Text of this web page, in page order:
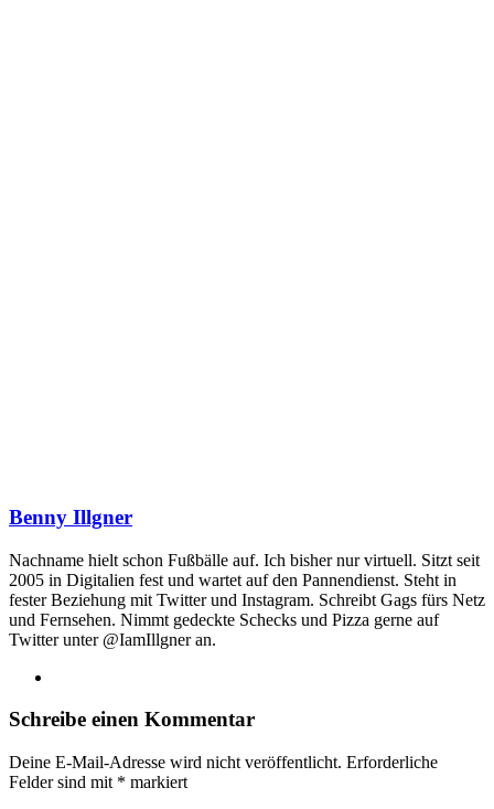
Benny Illgner
Nachname hielt schon Fußbälle auf. Ich bisher nur virtuell. Sitzt seit
2005 in Digitalien fest und wartet auf den Pannendienst. Steht in
fester Beziehung mit Twitter und Instagram. Schreibt Gags fürs Netz
und Fernsehen. Nimmt gedeckte Schecks und Pizza gerne auf
Twitter unter @IamIllgner an.
Schreibe einen Kommentar
Deine E-Mail-Adresse wird nicht veröffentlicht. Erforderliche
Felder sind mit * markiert